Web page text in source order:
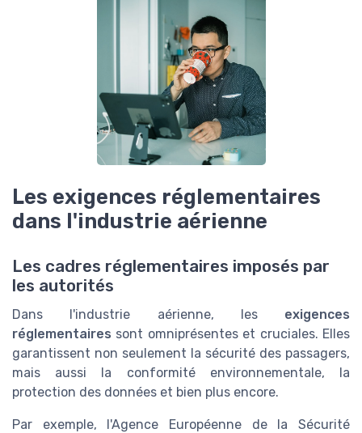
Les exigences réglementaires
dans l'industrie aérienne
Les cadres réglementaires imposés par
les autorités
Dans l'industrie aérienne, les exigences
réglementaires sont omniprésentes et cruciales. Elles
garantissent non seulement la sécurité des passagers,
mais aussi la conformité environnementale, la
protection des données et bien plus encore.
Par exemple, l'Agence Européenne de la Sécurité